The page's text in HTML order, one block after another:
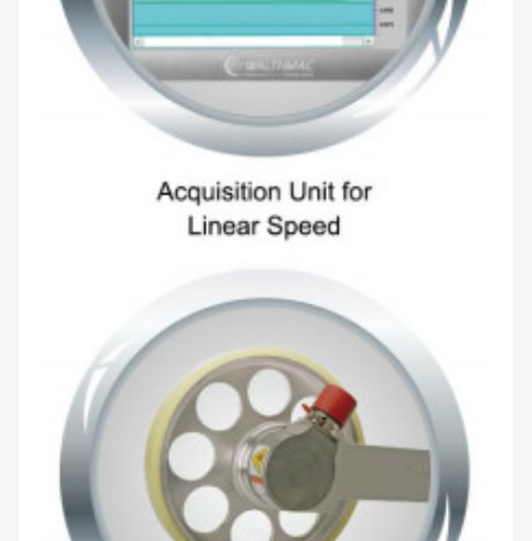
Hinterlass eine Nachricht
Wir rufen Sie bald zurück!